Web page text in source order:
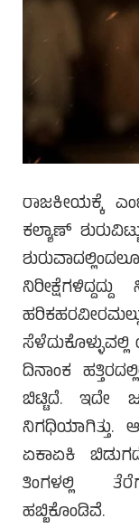
ರಾಜಕೀಯಕ್ಕೆ
ಕಲ್ಯಾಣ್
ದಿನಾಂಕ
ಬಿಟ್ಟಿದೆ. ಇದೇ
ನಿಗಧಿಯಾಗಿತ್ತು.
ಏಕಾಏಕಿ
ತಿಂಗಳಲ್ಲಿ
ಹಬ್ಬಿಕೊಂಡಿವೆ.